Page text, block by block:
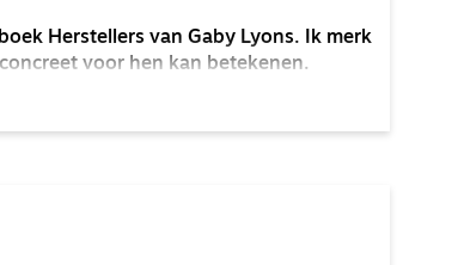
Herstellers van Gaby Lyons. Ik merk
voor hen kan betekenen.